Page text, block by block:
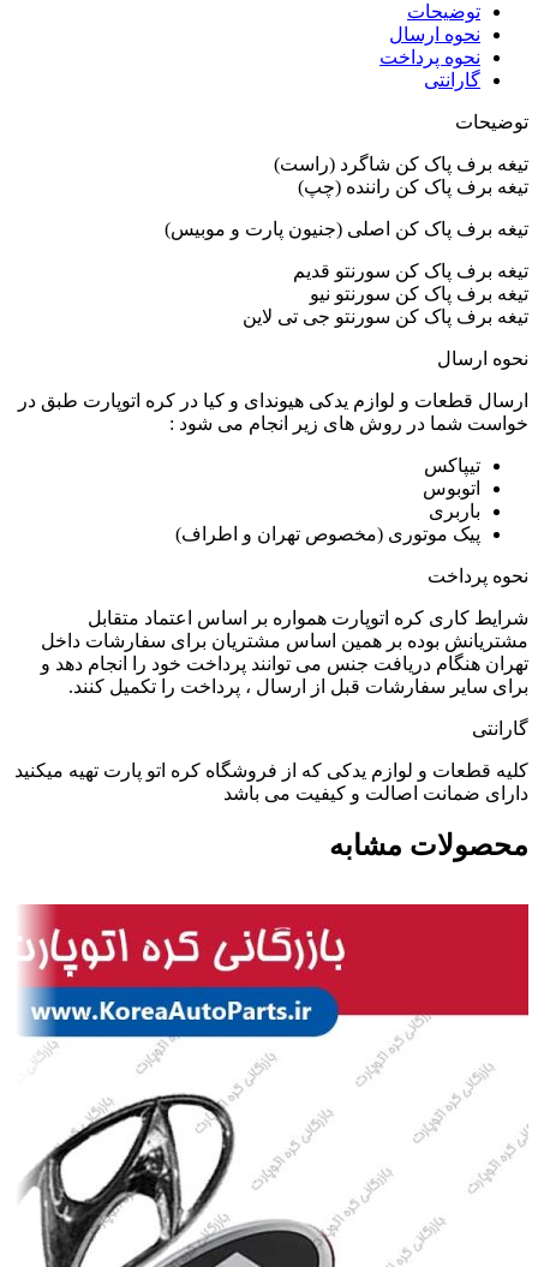
توضیحات
نحوه ارسال
نحوه پرداخت
گارانتی
توضیحات
تیغه برف پاک کن شاگرد (راست)
تیغه برف پاک کن راننده (چپ)
تیغه برف پاک کن اصلی (جنیون پارت و موبیس)
تیغه برف پاک کن سورنتو قدیم
تیغه برف پاک کن سورنتو نیو
تیغه برف پاک کن سورنتو جی تی لاین
نحوه ارسال
ارسال قطعات و لوازم یدکی هیوندای و کیا در کره اتوپارت طبق در
خواست شما در روش های زیر انجام می شود :
تیپاکس
اتوبوس
باربری
پیک موتوری (مخصوص تهران و اطراف)
نحوه پرداخت
شرایط کاری کره اتوپارت همواره بر اساس اعتماد متقابل
مشتریانش بوده بر همین اساس مشتریان برای سفارشات داخل
تهران هنگام دریافت جنس می توانند پرداخت خود را انجام دهد و
برای سایر سفارشات قبل از ارسال ، پرداخت را تکمیل کنند.
گارانتی
کلیه قطعات و لوازم یدکی که از فروشگاه کره اتو پارت تهیه میکنید
دارای ضمانت اصالت و کیفیت می باشد
محصولات مشابه